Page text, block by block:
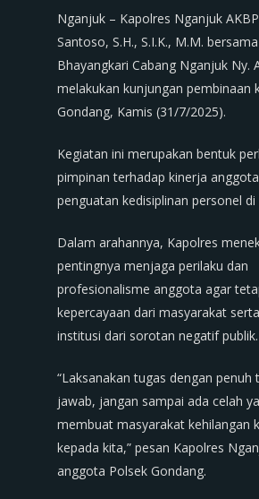
Nganjuk – Kapolres Nganjuk
Santoso, S.H., S.I.K., M.M.
Bhayangkari Cabang Nganjuk Ny.
melakukan kunjungan pembinaan
Gondang, Kamis (31/7/2025).
Kegiatan ini merupakan bentuk
pimpinan terhadap kinerja
penguatan kedisiplinan personel di
Dalam arahannya, Kapolres
pentingnya menjaga perilaku dan
profesionalisme anggota agar
kepercayaan dari masyarakat
institusi dari sorotan negatif publik.
“Laksanakan tugas dengan penuh
jawab, jangan sampai ada celah
membuat masyarakat kehilangan
kepada kita,” pesan Kapolres
anggota Polsek Gondang.